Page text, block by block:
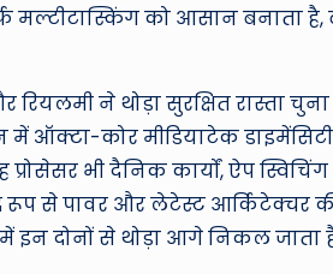
मल्टीटास्किंग को आसान
ने थोड़ा सुरक्षित रास्ता चुना
में ऑक्टा-कोर मीडियाटेक
प्रोसेसर भी दैनिक कार्यों, ऐप
से पावर और लेटेस्ट आर्किटेक्चर
इन दोनों से थोड़ा आगे निकल जाता